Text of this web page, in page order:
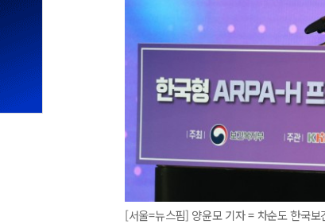
[서울=뉴스핌] 양윤모 기자 = 차순도 한국